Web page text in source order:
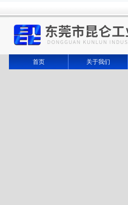
首页 关于我们